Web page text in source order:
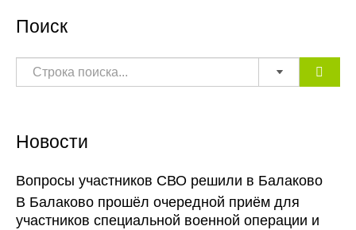
Поиск
Новости
Вопросы участников СВО решили в Балаково
В Балаково прошёл очередной приём для
участников специальной военной операции и